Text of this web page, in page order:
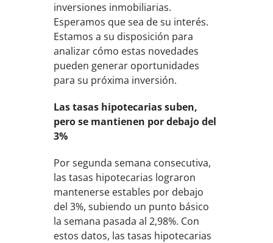
inversiones inmobiliarias.
Esperamos que sea de su interés.
Estamos a su disposición para
analizar cómo estas novedades
pueden generar oportunidades
para su próxima inversión.
Las tasas hipotecarias suben,
pero se mantienen por debajo del
3%
Por segunda semana consecutiva,
las tasas hipotecarias lograron
mantenerse estables por debajo
del 3%, subiendo un punto básico
la semana pasada al 2,98%. Con
estos datos, las tasas hipotecarias